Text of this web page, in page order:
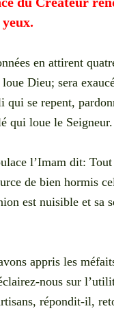
en attirent
Dieu; sera
qui se repent,
qui loue le Seigneur.
l’Imam dit:
de bien hormis
est nuisible et sa
appris les
nous sur
répondit-il,